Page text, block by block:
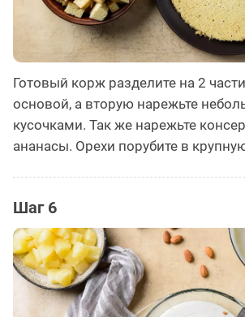
Готовый корж разделите на 2
основой, а вторую нарежьте
кусочками. Так же нарежьте
ананасы. Орехи порубите в
Шаг 6